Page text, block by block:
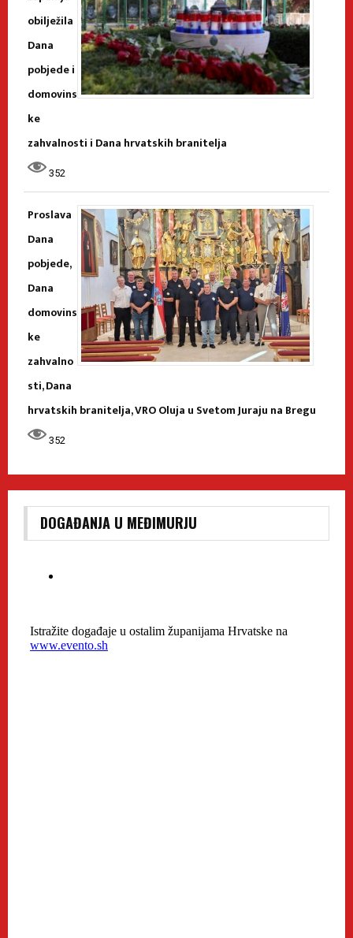
obilježila
Dana
pobjede i
domovins
ke
zahvalnosti i Dana hrvatskih branitelja
352
Proslava
Dana
pobjede,
Dana
domovins
ke
zahvalno
sti, Dana
hrvatskih branitelja, VRO Oluja u Svetom Juraju na Bregu
352
DOGAĐANJA U MEĐIMURJU